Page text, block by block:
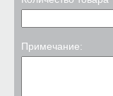
Примечание: